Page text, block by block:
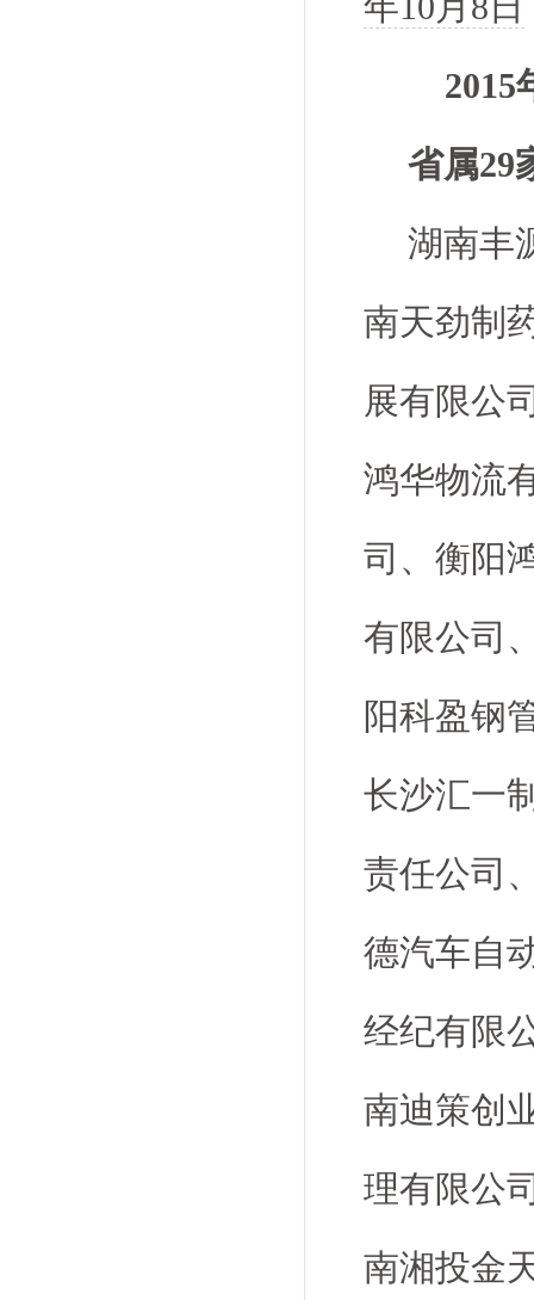
2015
省属29
湖南丰
南天劲制
展有限公
鸿华物流
司、衡阳
有限公司
阳科盈钢
长沙汇一
责任公司
德汽车自
经纪有限
南迪策创
理有限公
南湘投金